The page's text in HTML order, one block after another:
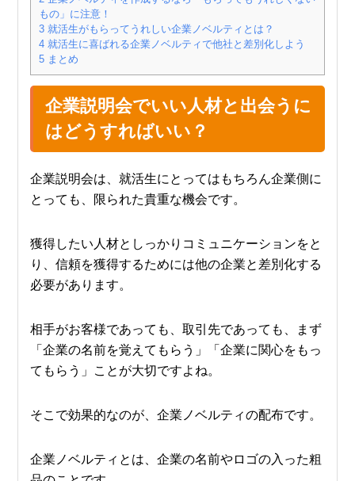
もの」に注意！
3就活生がもらってうれしい企業ノベルティとは？
4就活生に喜ばれる企業ノベルティで他社と差別化しよう
5まとめ
企業説明会でいい人材と出会うに
はどうすればいい？
企業説明会は、就活生にとってはもちろん企業側に
とっても、限られた貴重な機会です。
獲得したい人材としっかりコミュニケーションをと
り、信頼を獲得するためには他の企業と差別化する
必要があります。
相手がお客様であっても、取引先であっても、まず
「企業の名前を覚えてもらう」「企業に関心をもっ
てもらう」ことが大切ですよね。
そこで効果的なのが、企業ノベルティの配布です。
企業ノベルティとは、企業の名前やロゴの入った粗